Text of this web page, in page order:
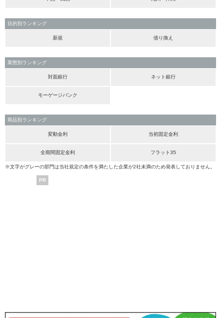
目的別ランキング
新規 借り換え
業態別ランキング
対面銀行 ネット銀行
モーゲージバンク
商品別ランキング
変動金利 当初固定金利
全期間固定金利 フラット35
※文字がグレーの部門は当社規定の条件を満たした企業が2社未満のため発表しておりません。
PR